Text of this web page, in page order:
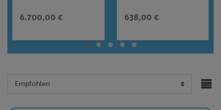
6.700,00 €
Versuche, TESS
beginner Natur und
638,00 €